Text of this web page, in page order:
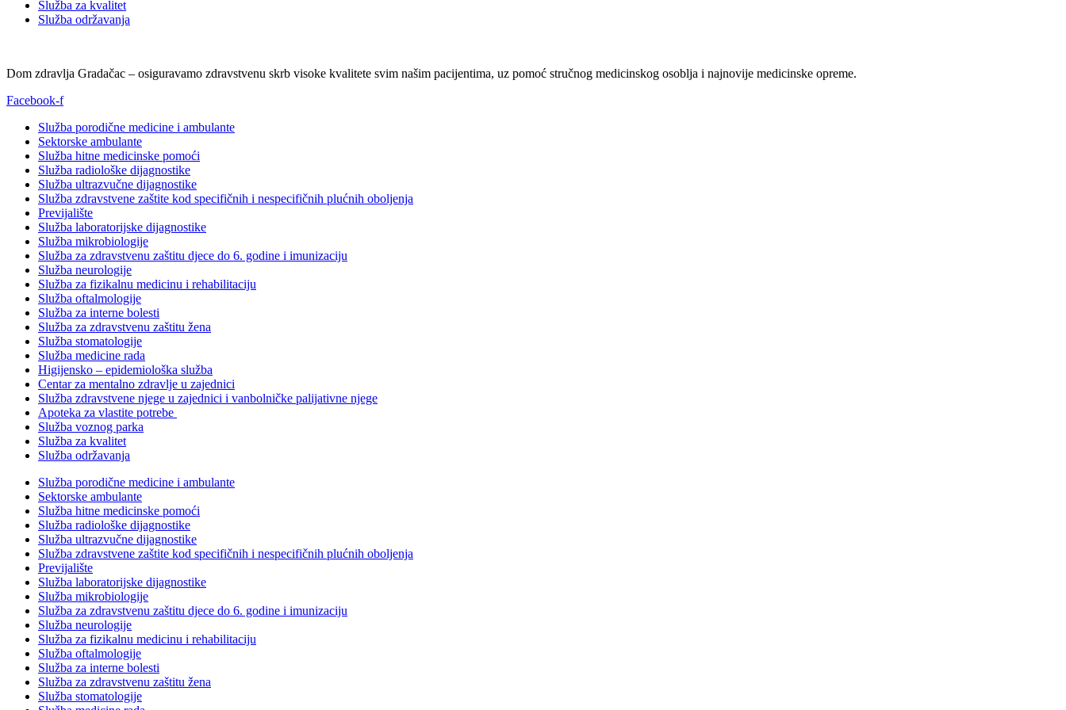
Služba za kvalitet
Služba održavanja
Dom zdravlja Gradačac – osiguravamo zdravstvenu skrb visoke kvalitete svim našim pacijentima, uz pomoć stručnog medicinskog osoblja i najnovije medicinske opreme.
Facebook-f
Služba porodične medicine i ambulante
Sektorske ambulante
Služba hitne medicinske pomoći
Služba radiološke dijagnostike
Služba ultrazvučne dijagnostike
Služba zdravstvene zaštite kod specifičnih i nespecifičnih plućnih oboljenja
Previjalište
Služba laboratorijske dijagnostike
Služba mikrobiologije
Služba za zdravstvenu zaštitu djece do 6. godine i imunizaciju
Služba neurologije
Služba za fizikalnu medicinu i rehabilitaciju
Služba oftalmologije
Služba za interne bolesti
Služba za zdravstvenu zaštitu žena
Služba stomatologije
Služba medicine rada
Higijensko – epidemiološka služba
Centar za mentalno zdravlje u zajednici
Služba zdravstvene njege u zajednici i vanbolničke palijativne njege
Apoteka za vlastite potrebe
Služba voznog parka
Služba za kvalitet
Služba održavanja
Služba porodične medicine i ambulante
Sektorske ambulante
Služba hitne medicinske pomoći
Služba radiološke dijagnostike
Služba ultrazvučne dijagnostike
Služba zdravstvene zaštite kod specifičnih i nespecifičnih plućnih oboljenja
Previjalište
Služba laboratorijske dijagnostike
Služba mikrobiologije
Služba za zdravstvenu zaštitu djece do 6. godine i imunizaciju
Služba neurologije
Služba za fizikalnu medicinu i rehabilitaciju
Služba oftalmologije
Služba za interne bolesti
Služba za zdravstvenu zaštitu žena
Služba stomatologije